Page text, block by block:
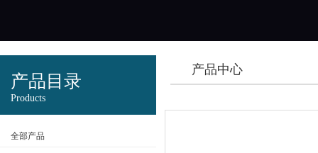
产品目录
Products
全部产品
产品中心